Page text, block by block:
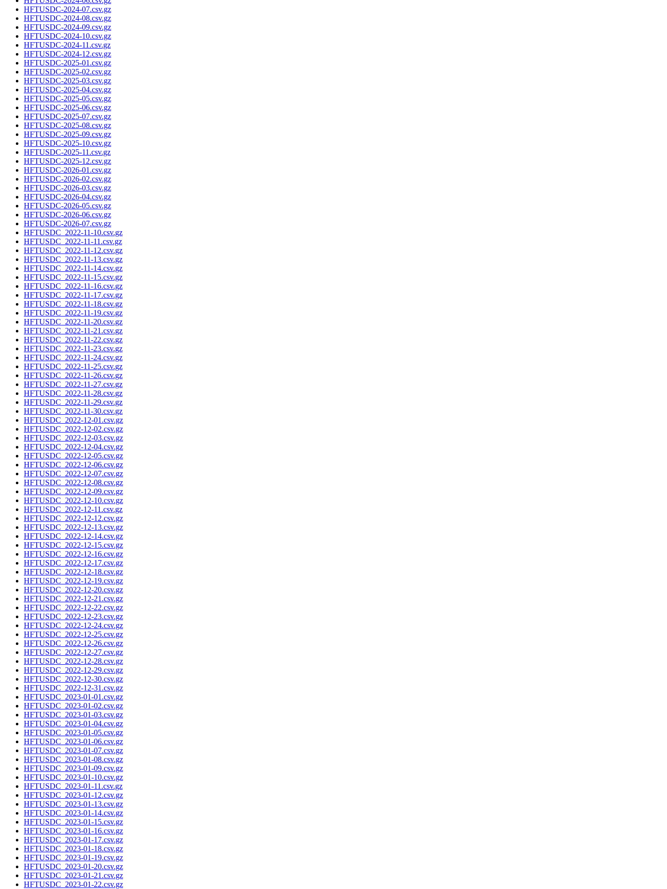
HFTUSDC-2024-07.csv.gz
HFTUSDC-2024-08.csv.gz
HFTUSDC-2024-09.csv.gz
HFTUSDC-2024-10.csv.gz
HFTUSDC-2024-11.csv.gz
HFTUSDC-2024-12.csv.gz
HFTUSDC-2025-01.csv.gz
HFTUSDC-2025-02.csv.gz
HFTUSDC-2025-03.csv.gz
HFTUSDC-2025-04.csv.gz
HFTUSDC-2025-05.csv.gz
HFTUSDC-2025-06.csv.gz
HFTUSDC-2025-07.csv.gz
HFTUSDC-2025-08.csv.gz
HFTUSDC-2025-09.csv.gz
HFTUSDC-2025-10.csv.gz
HFTUSDC-2025-11.csv.gz
HFTUSDC-2025-12.csv.gz
HFTUSDC-2026-01.csv.gz
HFTUSDC-2026-02.csv.gz
HFTUSDC-2026-03.csv.gz
HFTUSDC-2026-04.csv.gz
HFTUSDC-2026-05.csv.gz
HFTUSDC-2026-06.csv.gz
HFTUSDC-2026-07.csv.gz
HFTUSDC_2022-11-10.csv.gz
HFTUSDC_2022-11-11.csv.gz
HFTUSDC_2022-11-12.csv.gz
HFTUSDC_2022-11-13.csv.gz
HFTUSDC_2022-11-14.csv.gz
HFTUSDC_2022-11-15.csv.gz
HFTUSDC_2022-11-16.csv.gz
HFTUSDC_2022-11-17.csv.gz
HFTUSDC_2022-11-18.csv.gz
HFTUSDC_2022-11-19.csv.gz
HFTUSDC_2022-11-20.csv.gz
HFTUSDC_2022-11-21.csv.gz
HFTUSDC_2022-11-22.csv.gz
HFTUSDC_2022-11-23.csv.gz
HFTUSDC_2022-11-24.csv.gz
HFTUSDC_2022-11-25.csv.gz
HFTUSDC_2022-11-26.csv.gz
HFTUSDC_2022-11-27.csv.gz
HFTUSDC_2022-11-28.csv.gz
HFTUSDC_2022-11-29.csv.gz
HFTUSDC_2022-11-30.csv.gz
HFTUSDC_2022-12-01.csv.gz
HFTUSDC_2022-12-02.csv.gz
HFTUSDC_2022-12-03.csv.gz
HFTUSDC_2022-12-04.csv.gz
HFTUSDC_2022-12-05.csv.gz
HFTUSDC_2022-12-06.csv.gz
HFTUSDC_2022-12-07.csv.gz
HFTUSDC_2022-12-08.csv.gz
HFTUSDC_2022-12-09.csv.gz
HFTUSDC_2022-12-10.csv.gz
HFTUSDC_2022-12-11.csv.gz
HFTUSDC_2022-12-12.csv.gz
HFTUSDC_2022-12-13.csv.gz
HFTUSDC_2022-12-14.csv.gz
HFTUSDC_2022-12-15.csv.gz
HFTUSDC_2022-12-16.csv.gz
HFTUSDC_2022-12-17.csv.gz
HFTUSDC_2022-12-18.csv.gz
HFTUSDC_2022-12-19.csv.gz
HFTUSDC_2022-12-20.csv.gz
HFTUSDC_2022-12-21.csv.gz
HFTUSDC_2022-12-22.csv.gz
HFTUSDC_2022-12-23.csv.gz
HFTUSDC_2022-12-24.csv.gz
HFTUSDC_2022-12-25.csv.gz
HFTUSDC_2022-12-26.csv.gz
HFTUSDC_2022-12-27.csv.gz
HFTUSDC_2022-12-28.csv.gz
HFTUSDC_2022-12-29.csv.gz
HFTUSDC_2022-12-30.csv.gz
HFTUSDC_2022-12-31.csv.gz
HFTUSDC_2023-01-01.csv.gz
HFTUSDC_2023-01-02.csv.gz
HFTUSDC_2023-01-03.csv.gz
HFTUSDC_2023-01-04.csv.gz
HFTUSDC_2023-01-05.csv.gz
HFTUSDC_2023-01-06.csv.gz
HFTUSDC_2023-01-07.csv.gz
HFTUSDC_2023-01-08.csv.gz
HFTUSDC_2023-01-09.csv.gz
HFTUSDC_2023-01-10.csv.gz
HFTUSDC_2023-01-11.csv.gz
HFTUSDC_2023-01-12.csv.gz
HFTUSDC_2023-01-13.csv.gz
HFTUSDC_2023-01-14.csv.gz
HFTUSDC_2023-01-15.csv.gz
HFTUSDC_2023-01-16.csv.gz
HFTUSDC_2023-01-17.csv.gz
HFTUSDC_2023-01-18.csv.gz
HFTUSDC_2023-01-19.csv.gz
HFTUSDC_2023-01-20.csv.gz
HFTUSDC_2023-01-21.csv.gz
HFTUSDC_2023-01-22.csv.gz